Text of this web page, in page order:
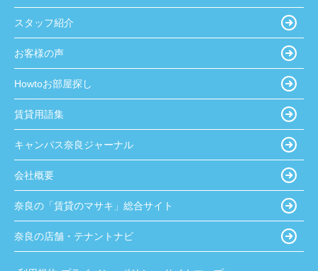
スタッフ紹介
お客様の声
Howtoお部屋探し
賃貸用語集
キャンパス奈良ジャーナル
会社概要
奈良の「賃貸のマサキ」総合サイト
奈良の店舗・テナントナビ